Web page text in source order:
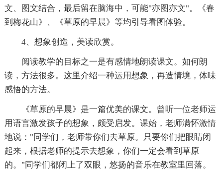
文、图文结合，最后留在脑海中，可能"亦图亦文"。《春
到梅花山》、《草原的早晨》等均引导看图体验。
4、想象创造，美读欣赏。
阅读教学的目标之一是有感情地朗读课文。如何朗
读，方法很多。这里介绍一种运用想象，再造情境，体味
感悟的方法。
《草原的早晨》是一篇优美的课文。曾听一位老师运
用语言激发孩子的想象，颇受启发。课始，老师满怀激情
地说："同学们，老师带你们去草原。只要你们把眼睛闭
起来，根据老师的提示去想象，你们一定会看到草原
的。"同学们都闭上了双眼，悠扬的音乐在教室里回落。